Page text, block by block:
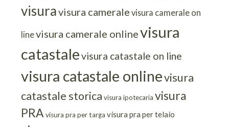
visuravisura camerale visura camerale on
linevisura camerale onlinevisura
catastalevisura catastale on line
visura catastale onlinevisura
catastale storica visura ipotecaria visura
PRA visura pra per targa visura pra per telaio